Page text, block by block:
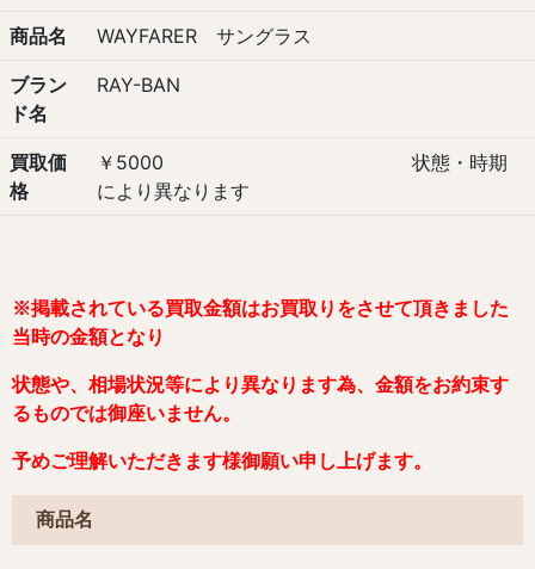
商品名 WAYFARER サングラス
ブラン
ド名
RAY-BAN
買取価
格
￥5000 状態・時期
により異なります
※掲載されている買取金額はお買取りをさせて頂きました
当時の金額となり
状態や、相場状況等により異なります為、金額をお約束す
るものでは御座いません。
予めご理解いただきます様御願い申し上げます。
商品名